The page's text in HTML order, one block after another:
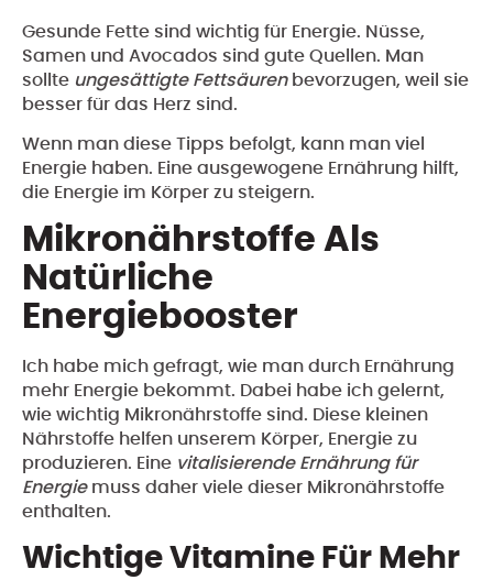
Gesunde Fette sind wichtig für Energie. Nüsse,
Samen und Avocados sind gute Quellen. Man
sollte ungesättigte Fettsäurenbevorzugen, weil sie
besser für das Herz sind.
Wenn man diese Tipps befolgt, kann man viel
Energie haben. Eine ausgewogene Ernährung hilft,
die Energie im Körper zu steigern.
Mikronährstoffe Als
Natürliche
Energiebooster
Ich habe mich gefragt, wie man durch Ernährung
mehr Energie bekommt. Dabei habe ich gelernt,
wie wichtig Mikronährstoffe sind. Diese kleinen
Nährstoffe helfen unserem Körper, Energie zu
produzieren. Eine vitalisierende Ernährung für
Energiemuss daher viele dieser Mikronährstoffe
enthalten.
Wichtige Vitamine Für Mehr